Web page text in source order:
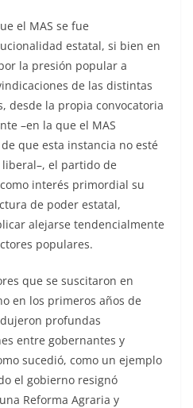
el MAS se fue
estatal, si bien en
la presión popular a
de las distintas
desde la propia convocatoria
–en la que el MAS
que esta instancia no esté
el partido de
interés primordial su
de poder estatal,
alejarse tendencialmente
populares.
que se suscitaron en
en los primeros años de
profundas
entre gobernantes y
sucedió, como un ejemplo
el gobierno resignó
Reforma Agraria y